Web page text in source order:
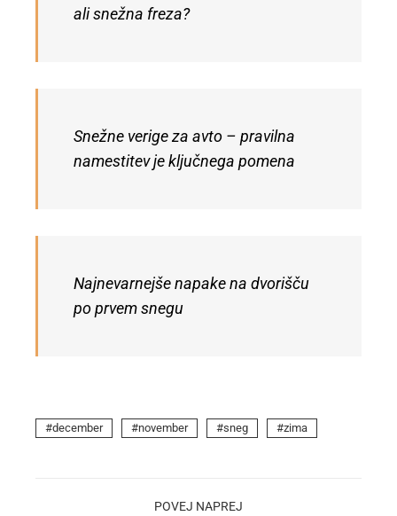
ali snežna freza?
Snežne verige za avto – pravilna
namestitev je ključnega pomena
Najnevarnejše napake na dvorišču
po prvem snegu
december november sneg zima
POVEJ NAPREJ